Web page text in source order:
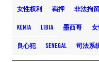
女性权利 羁押 非法拘留
KENIA LIBIA 墨西哥
良心犯 SENEGAL 司法系